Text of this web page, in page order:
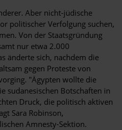
Aber nicht-jüdische
politischer Verfolgung suchen,
Von der Staatsgründung
nur etwa 2.000
änderte sich, nachdem die
gegen Proteste von
"Ägypten wollte die
sudanesischen Botschaften in
Druck, die politisch aktiven
Sara Robinson,
Amnesty-Sektion.